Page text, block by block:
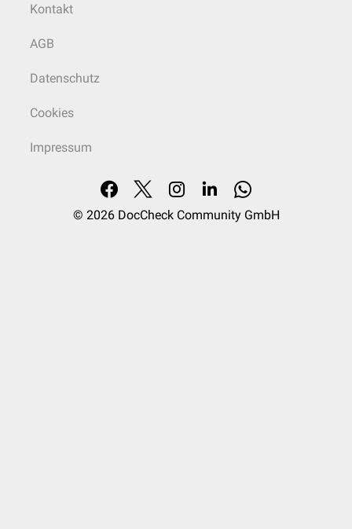
Kontakt
AGB
Datenschutz
Cookies
Impressum
© 2026 DocCheck Community GmbH